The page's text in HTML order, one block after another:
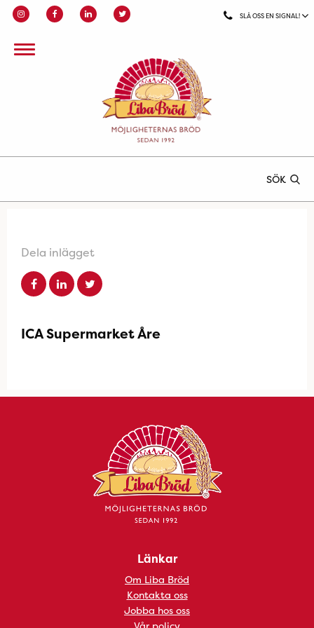
SLÅ OSS EN SIGNAL!
SÖK
Dela inlägget
ICA Supermarket Åre
Länkar
Om Liba Bröd
Kontakta oss
Jobba hos oss